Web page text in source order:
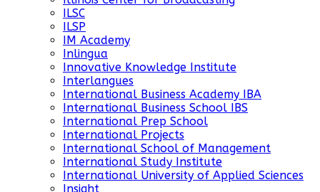
ILSC
ILSP
IM Academy
Inlingua
Innovative Knowledge Institute
Interlangues
International Business Academy IBA
International Business School IBS
International Prep School
International Projects
International School of Management
International Study Institute
International University of Applied Sciences
Insight